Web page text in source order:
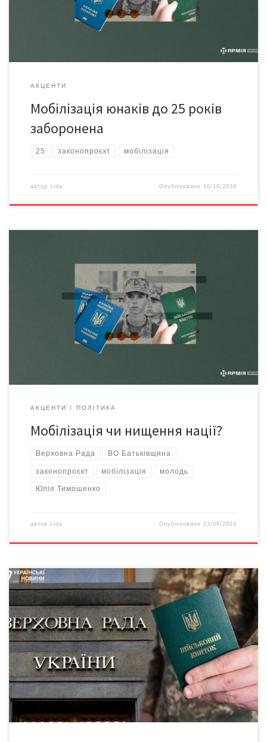
несправедливих дій під час мобілізації. Юлія Тимошенко
підкреслила, що навколо цієї проблеми об’єдналися усі
фракції, адже закон […]
АКЦЕНТИ
Мобілізація юнаків до 25 років
заборонена
25 законопроєкт мобілізація
автор Lida Опубліковано 10/10/2024
Юлія Тимошенко вимагає невідкладно ухвалити законопроєкт
щодо заборони мобілізації юнаків віком від 18 до 25 років
Лідерка фракції «Батьківщина» вимагає негайно розглянути в
парламенті законопроєкт №11379 та усунути законодавчу
колізію, через яку мобілізують молодь віком від 18 до 25 років.
Юлія Тимошенко звернула увагу колег, що попри попереднє
рішення парламенту […]
АКЦЕНТИ ПОЛІТИКА
Мобілізація чи нищення нації?
Верховна Рада ВО Батьківщина
законопроєкт мобілізація молодь
Юлія Тимошенко
автор Lida Опубліковано23/08/2024
Попри чіткі вікові параметри мобілізації, юнаків віком від 18 до
25 років незаконно «тягають» по ТЦК та чинять перепони
перед вступом до магістратури. Юлія Тимошенко вимагає
негайно ухвалити законопроєкт 11379, яким вносяться зміни
до Закону України «Про мобілізацію та мобілізаційну
підготовку» щодо розширення кола військовозобов’язаних до
25-річного віку для надання […]